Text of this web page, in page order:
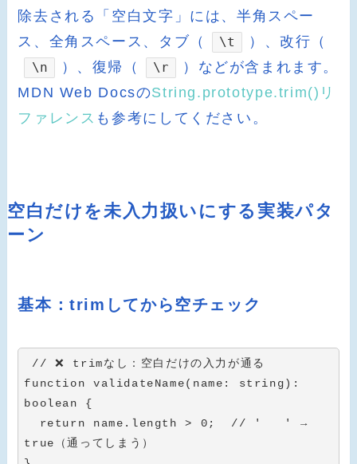
除去される「空白文字」には、半角スペー
ス、全角スペース、タブ（
\t ）、改行（
\n ）、復帰（ \r
）などが含まれます。
MDN Web DocsのString.prototype.trim()リ
ファレンス も参考にしてください。
空白だけを未入力扱いにする実装パタ
ーン
基本：trimしてから空チェック
// ❌ trimなし：空白だけの入力が通る
function
validateName( name : string) :
boolean
{
return name . length > 0 ;
// '   ' →
true（通ってしまう）